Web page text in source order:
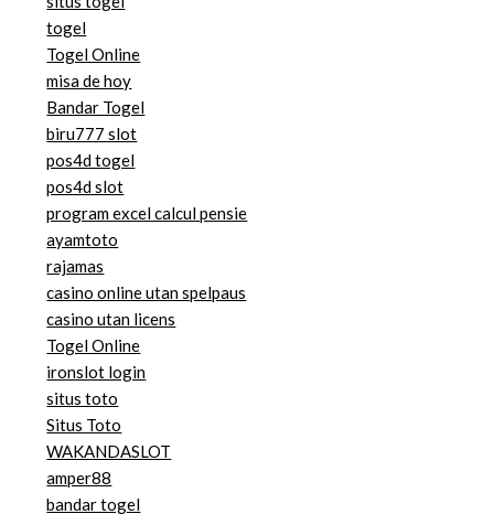
togel
Togel Online
misa de hoy
Bandar Togel
biru777 slot
pos4d togel
pos4d slot
program excel calcul pensie
ayamtoto
rajamas
casino online utan spelpaus
casino utan licens
Togel Online
ironslot login
situs toto
Situs Toto
WAKANDASLOT
amper88
bandar togel